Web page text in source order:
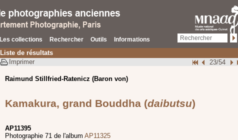
Les collections Rechercher Outils Informations
Liste de résultats
23/54
Imprimer
Raimund Stillfried-Ratenicz (Baron von)
Kamakura, grand Bouddha (daibutsu)
AP11395
Photographie 71 de l'album AP11325